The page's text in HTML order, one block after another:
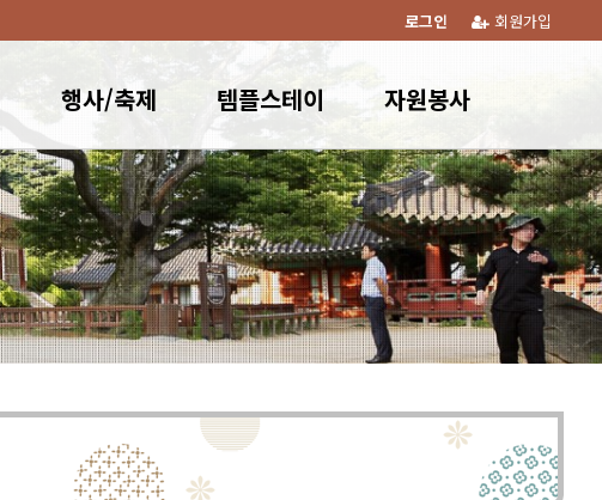
회원가입
로그인
행사/축제 템플스테이 자원봉사